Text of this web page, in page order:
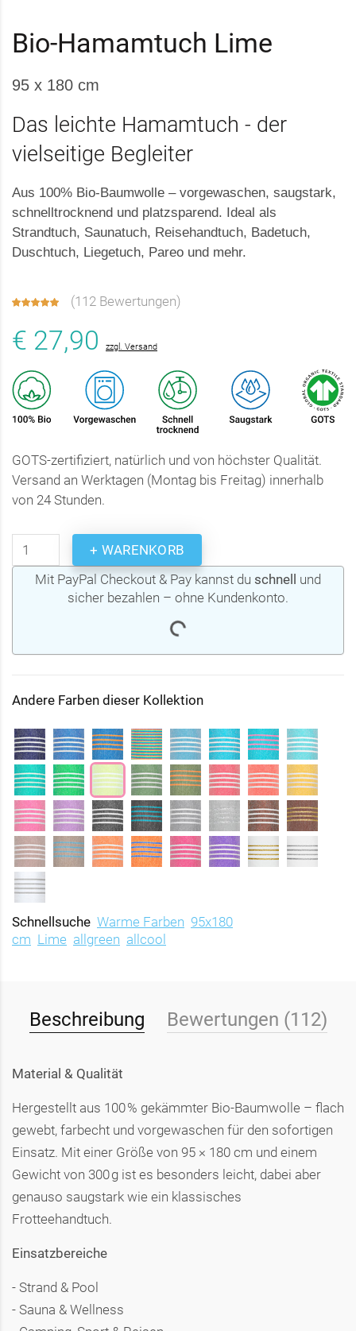
Bio-Hamamtuch Lime
95 x 180 cm
Das leichte Hamamtuch - der
vielseitige Begleiter
Aus 100% Bio-Baumwolle – vorgewaschen, saugstark,
schnelltrocknend und platzsparend. Ideal als
Strandtuch, Saunatuch, Reisehandtuch, Badetuch,
Duschtuch, Liegetuch, Pareo und mehr.
(112 Bewertungen)
€ 27,90 zzgl. Versand
GOTS-zertifiziert, natürlich und von höchster Qualität.
Versand an Werktagen (Montag bis Freitag) innerhalb
von 24 Stunden.
+ WARENKORB
Mit PayPal Checkout & Pay kannst du schnell
und
sicher bezahlen – ohne Kundenkonto.
Andere Farben dieser Kollektion
Schnellsuche Warme Farben 95x180
cm Lime allgreen allcool
Beschreibung Bewertungen (112)
Material & Qualität
Hergestellt aus 100 % gekämmter Bio-Baumwolle – flach
gewebt, farbecht und vorgewaschen für den sofortigen
Einsatz. Mit einer Größe von 95 × 180 cm und einem
Gewicht von 300 g ist es besonders leicht, dabei aber
genauso saugstark wie ein klassisches
Frotteehandtuch.
Einsatzbereiche
- Strand & Pool
- Sauna & Wellness